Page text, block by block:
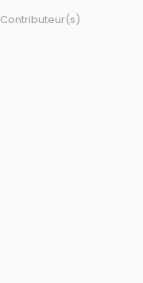
Contributeur(s)